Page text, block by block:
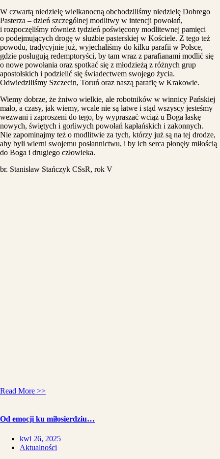
W czwartą niedzielę wielkanocną obchodziliśmy niedzielę Dobrego
Pasterza – dzień szczególnej modlitwy w intencji powołań,
i rozpoczęliśmy również tydzień poświęcony modlitewnej pamięci
o podejmujących drogę w służbie pasterskiej w Kościele. Z tego też
powodu, tradycyjnie już, wyjechaliśmy do kilku parafii w Polsce,
gdzie posługują redemptoryści, by tam wraz z parafianami modlić się
o nowe powołania oraz spotkać się z młodzieżą z różnych grup
apostolskich i podzielić się świadectwem swojego życia.
Odwiedziliśmy Szczecin, Toruń oraz naszą parafię w Krakowie.
Wiemy dobrze, że żniwo wielkie, ale robotników w winnicy Pańskiej
mało, a czasy, jak wiemy, wcale nie są łatwe i stąd wszyscy jesteśmy
wezwani i zaproszeni do tego, by wypraszać wciąż u Boga łaskę
nowych, świętych i gorliwych powołań kapłańskich i zakonnych.
Nie zapominajmy też o modlitwie za tych, którzy już są na tej drodze,
aby byli wierni swojemu posłannictwu, i by ich serca płonęły miłością
do Boga i drugiego człowieka.
br. Stanisław Stańczyk CSsR, rok V
Read More >>
Od emocji ku miłosierdziu…
kwi 26, 2025
Aktualności